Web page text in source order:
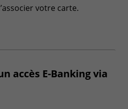
votre carte.
accès E-Banking via